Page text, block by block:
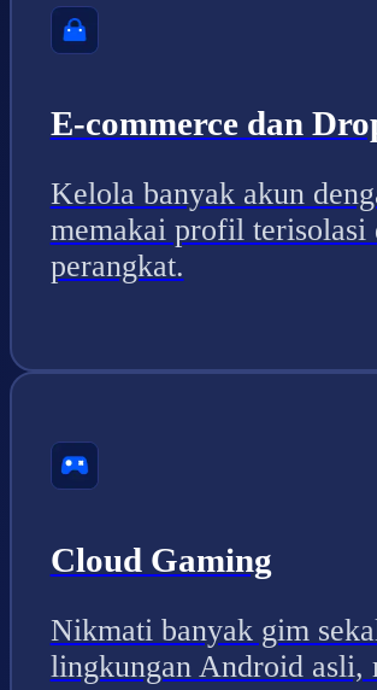
E-commerce dan
Kelola banyak akun
memakai profil terisolasi
perangkat.
Cloud Gaming
Nikmati banyak gim
lingkungan Android asli,